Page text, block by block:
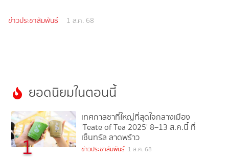
ข่าวประชาสัมพันธ์ 1 ส.ค. 68
ยอดนิยมในตอนนี้
1
เทศกาลชาที่ใหญ่ที่สุดใจกลางเมือง
'Teate of Tea 2025' 8–13 ส.ค.นี้ ที่
เซ็นทรัล ลาดพร้าว
ข่าวประชาสัมพันธ์ 1 ส.ค. 68